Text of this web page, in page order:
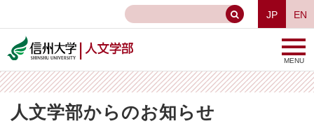
JP EN
MENU
人文学部からのお知らせ